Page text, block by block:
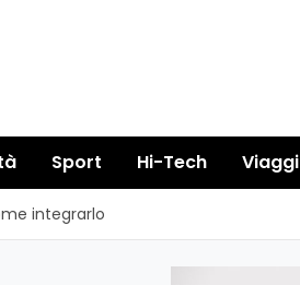
Sport Hi-Tech Viaggi
integrarlo